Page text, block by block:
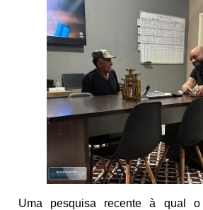
Uma pesquisa recente à qual o